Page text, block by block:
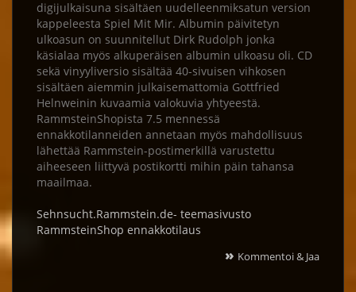
digijulkaisuna sisältäen uudelleenmiksatun version
kappeleesta Spiel Mit Mir. Albumin päivitetyn
ulkoasun on suunnitellut Dirk Rudolph jonka
käsialaa myös alkuperäisen albumin ulkoasu oli. CD
sekä vinyyliversio sisältää 40-sivuisen vihkosen
sisältäen aiemmin julkaisemattomia Gottfried
Helnweinin kuvaamia valokuvia yhtyeestä.
RammsteinShopista 7.5 mennessä
ennakkotilanneiden annetaan myös mahdollisuus
lähettää Rammstein-postimerkillä varustettu
aiheeseen liittyvä postikortti mihin päin tahansa
maailmaa.
Sehnsucht.Rammstein.de- teemasivusto
RammsteinShop ennakkotilaus
» Kommentoi & Jaa